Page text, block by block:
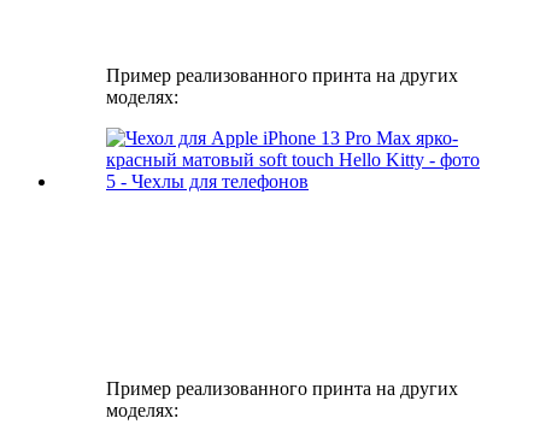
Пример реализованного принта на других
моделях:
Пример реализованного принта на других
моделях: